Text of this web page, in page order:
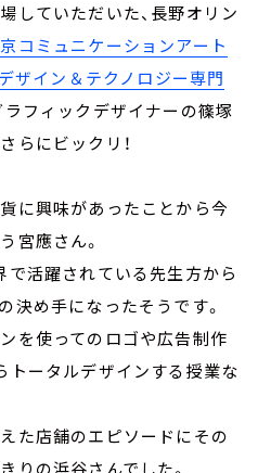
していただいた、長野オリン
コミュニケーションアート
ザイン＆テクノロジー専門
フィックデザイナーの篠塚
らにビックリ！
に興味があったことから今
宮應さん。
で活躍されている先生方から
決め手になったそうです。
を使ってのロゴや広告制作
トータルデザインする授業な
た店舗のエピソードにその
りの浜谷さんでした。